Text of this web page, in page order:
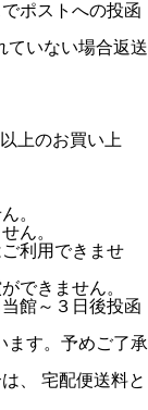
ポストへの投函
ていない場合返送
上のお買い上
。
ん。
利用できませ
できません。
館～３日後投函
す。予めご了承
、 宅配便送料と